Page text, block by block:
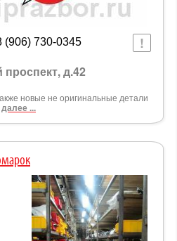
(906) 730-0345
д.42
новые не оригинальные детали
далее ...